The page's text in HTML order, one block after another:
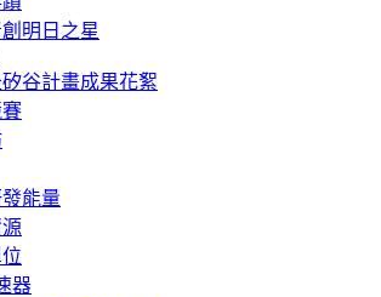
明日之星
谷計畫成果花絮
能量
器